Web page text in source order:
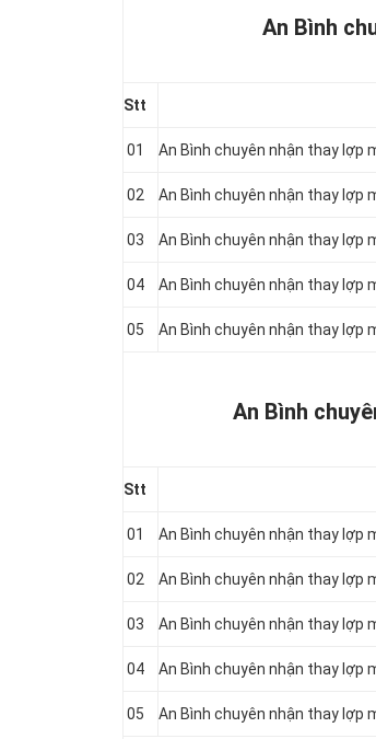
An Bình
Stt
01 An Bình chuyên nhận thay lợp
02 An Bình chuyên nhận thay lợp
03 An Bình chuyên nhận thay lợp
04 An Bình chuyên nhận thay lợp
05 An Bình chuyên nhận thay lợp
An Bình
Stt
01 An Bình chuyên nhận thay lợp
02 An Bình chuyên nhận thay lợp
03 An Bình chuyên nhận thay lợp
04 An Bình chuyên nhận thay lợp
05 An Bình chuyên nhận thay lợp